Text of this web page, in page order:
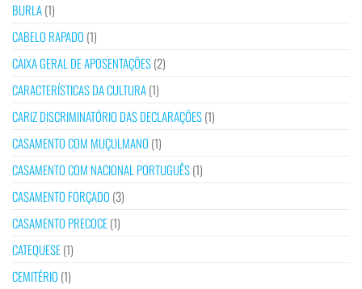
BURLA(1)
CABELO RAPADO (1)
CAIXA GERAL DE APOSENTAÇÕES(2)
CARACTERÍSTICAS DA CULTURA(1)
CARIZ DISCRIMINATÓRIO DAS DECLARAÇÕES(1)
CASAMENTO COM MUÇULMANO (1)
CASAMENTO COM NACIONAL PORTUGUÊS(1)
CASAMENTO FORÇADO (3)
CASAMENTO PRECOCE(1)
CATEQUESE(1)
CEMITÉRIO (1)